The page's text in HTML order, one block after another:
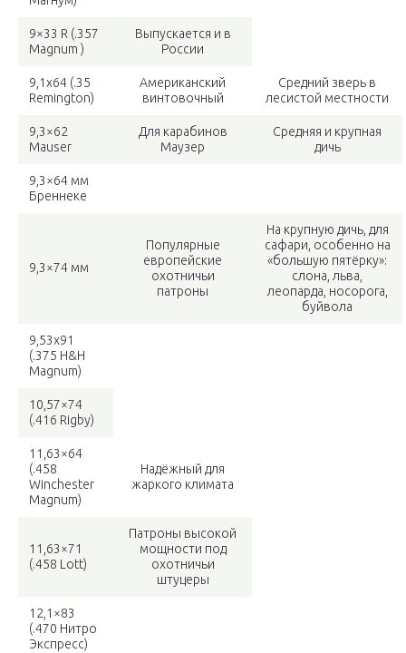
9×33 R (.357
Magnum )
Выпускается и в
России
9,1х64 (.35
Remington)
Американский
винтовочный
Средний зверь в
лесистой местности
9,3×62
Mauser
Для карабинов
Маузер
Средняя и крупная
дичь
9,3×64 мм
Бреннеке
9,3×74 мм
Популярные
европейские
охотничьи
патроны
На крупную дичь, для
сафари, особенно на
«большую пятёрку»:
слона, льва,
леопарда, носорога,
буйвола
9,53х91
(.375 H&H
Magnum)
10,57×74
(.416 Rigby)
11,63×64
(.458
Winchester
Magnum)
Надёжный для
жаркого климата
11,63×71
(.458 Lott)
Патроны высокой
мощности под
охотничьи
штуцеры
12,1×83
(.470 Нитро
Экспресс)